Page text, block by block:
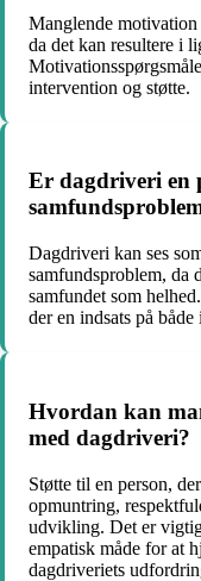
Manglende
da det kan resultere i
intervention og støtte.
Er dagdriveri en
Dagdriveri kan ses
samfundsproblem, da
samfundet som
der en indsats på
Hvordan kan
med dagdriveri?
Støtte til en person,
opmuntring,
udvikling. Det er
empatisk måde for at
dagdriveriets